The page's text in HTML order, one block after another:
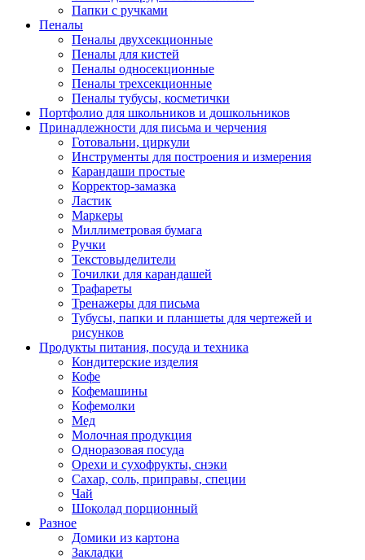
Папки с ручками
Пеналы
Пеналы двухсекционные
Пеналы для кистей
Пеналы односекционные
Пеналы трехсекционные
Пеналы тубусы, косметички
Портфолио для школьников и дошкольников
Принадлежности для письма и черчения
Готовальни, циркули
Инструменты для построения и измерения
Карандаши простые
Корректор-замазка
Ластик
Маркеры
Миллиметровая бумага
Ручки
Текстовыделители
Точилки для карандашей
Трафареты
Тренажеры для письма
Тубусы, папки и планшеты для чертежей и
рисунков
Продукты питания, посуда и техника
Кондитерские изделия
Кофе
Кофемашины
Кофемолки
Мед
Молочная продукция
Одноразовая посуда
Орехи и сухофрукты, снэки
Сахар, соль, приправы, специи
Чай
Шоколад порционный
Разное
Домики из картона
Закладки